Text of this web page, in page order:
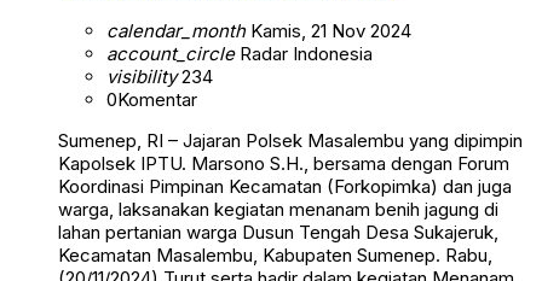
calendar_monthKamis, 21 Nov 2024
account_circleRadar Indonesia
visibility234
0Komentar
Sumenep, RI – Jajaran Polsek Masalembu yang dipimpin
Kapolsek IPTU. Marsono S.H., bersama dengan Forum
Koordinasi Pimpinan Kecamatan (Forkopimka) dan juga
warga, laksanakan kegiatan menanam benih jagung di
lahan pertanian warga Dusun Tengah Desa Sukajeruk,
Kecamatan Masalembu, Kabupaten Sumenep. Rabu,